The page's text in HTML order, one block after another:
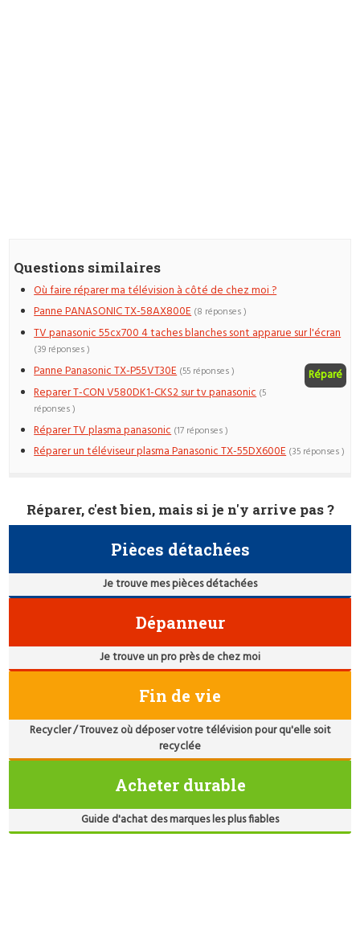
Questions similaires
Où faire réparer ma télévision à côté de chez moi ?
Panne PANASONIC TX-58AX800E (8 réponses )
TV panasonic 55cx700 4 taches blanches sont apparue sur l'écran
(39 réponses )
Panne Panasonic TX-P55VT30E Réparé
(55 réponses )
Reparer T-CON V580DK1-CKS2 sur tv panasonic (5
réponses )
Réparer TV plasma panasonic (17 réponses )
Réparer un téléviseur plasma Panasonic TX-55DX600E (35 réponses )
Réparer, c'est bien, mais si je n'y arrive pas ?
Pièces détachées
Je trouve mes pièces détachées
Dépanneur
Je trouve un pro près de chez moi
Fin de vie
Recycler / Trouvez où déposer votre télévision pour qu'elle soit
recyclée
Acheter durable
Guide d'achat des marques les plus fiables